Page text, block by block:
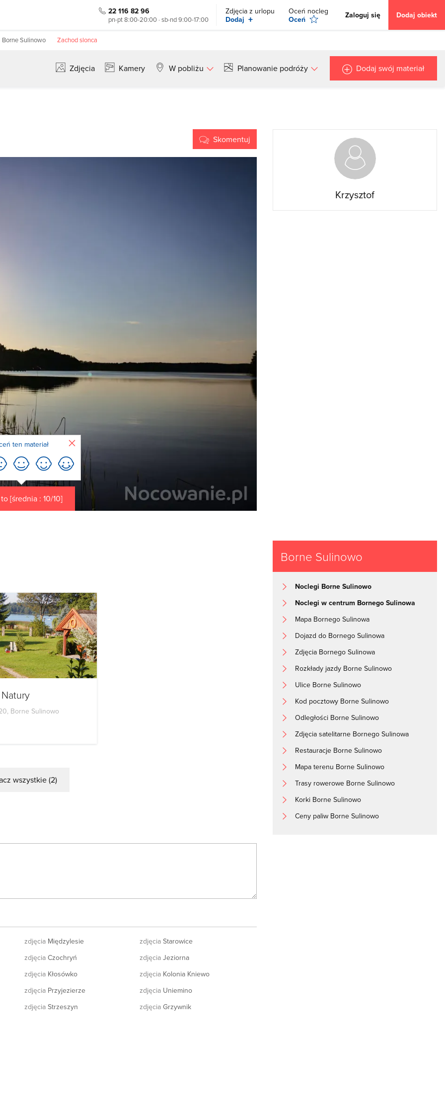
22 116 82 96
pn-pt 8:00-20:00 · sb-nd 9:00-17:00
Zdjęcia z urlopu
Dodaj +
Oceń nocleg
Oceń
Zaloguj się Dodaj obiekt
Borne Sulinowo Zachod slonca
Zdjęcia Kamery W pobliżu Planowanie podróży Dodaj swój materiał
Skomentuj
[średnia : 10/10]
ten materiał
Borne Sulinowo
wszystkie (2)
zdjęciaMiędzylesie
zdjęciaCzochryń
zdjęciaKłosówko
zdjęciaPrzyjezierze
zdjęciaStrzeszyn
zdjęciaStarowice
zdjęciaJeziorna
zdjęciaKolonia Kniewo
zdjęciaUniemino
zdjęciaGrzywnik
Krzysztof
Borne Sulinowo
Noclegi Borne Sulinowo
Noclegi w centrum Bornego Sulinowa
Mapa Bornego Sulinowa
Dojazd do Bornego Sulinowa
Zdjęcia Bornego Sulinowa
Rozkłady jazdy Borne Sulinowo
Ulice Borne Sulinowo
Kod pocztowy Borne Sulinowo
Odległości Borne Sulinowo
Zdjęcia satelitarne Bornego Sulinowa
Restauracje Borne Sulinowo
Mapa terenu Borne Sulinowo
Trasy rowerowe Borne Sulinowo
Korki Borne Sulinowo
Ceny paliw Borne Sulinowo